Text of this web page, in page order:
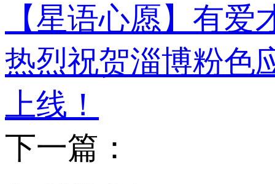
【星语心愿】有爱才
热烈祝贺淄博粉色
上线！
下一篇：